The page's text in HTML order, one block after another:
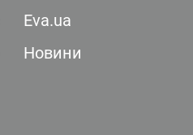
Eva.ua
Новини